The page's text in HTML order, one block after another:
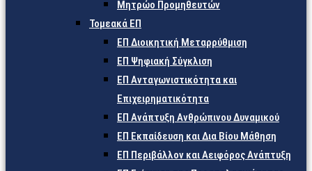
Μητρώο Προμηθευτών
Τομεακά ΕΠ
ΕΠ Διοικητική Μεταρρύθμιση
ΕΠ Ψηφιακή Σύγκλιση
ΕΠ Ανταγωνιστικότητα και
Επιχειρηματικότητα
ΕΠ Ανάπτυξη Ανθρώπινου Δυναμικού
ΕΠ Εκπαίδευση και Δια Βίου Μάθηση
ΕΠ Περιβάλλον και Αειφόρος Ανάπτυξη